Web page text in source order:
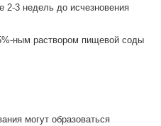
2-3 недель до исчезновения
ным раствором пищевой соды
могут образоваться